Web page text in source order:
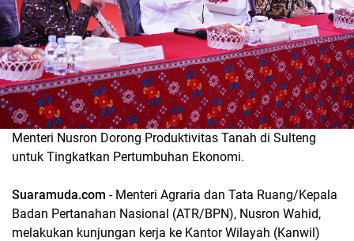
Menteri Nusron Dorong Produktivitas Tanah di Sulteng
untuk Tingkatkan Pertumbuhan Ekonomi.
Suaramuda.com - Menteri Agraria dan Tata Ruang/Kepala
Badan Pertanahan Nasional (ATR/BPN), Nusron Wahid,
melakukan kunjungan kerja ke Kantor Wilayah (Kanwil)